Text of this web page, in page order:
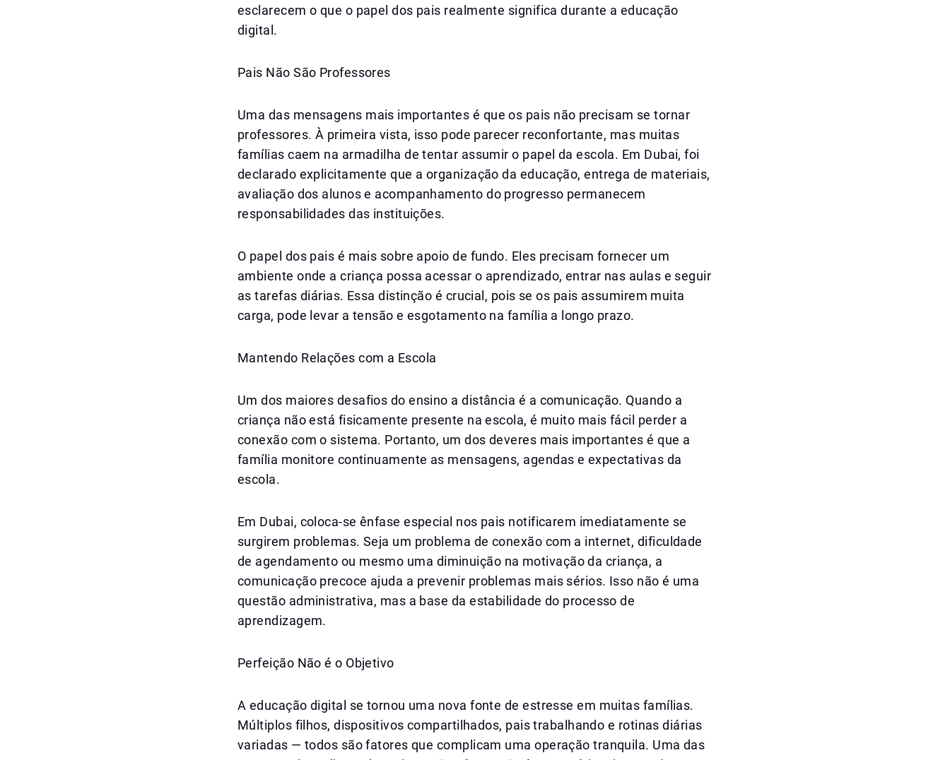
esclarecem o que o papel dos pais realmente significa durante a educação
digital.
Pais Não São Professores
Uma das mensagens mais importantes é que os pais não precisam se tornar
professores. À primeira vista, isso pode parecer reconfortante, mas muitas
famílias caem na armadilha de tentar assumir o papel da escola. Em Dubai, foi
declarado explicitamente que a organização da educação, entrega de materiais,
avaliação dos alunos e acompanhamento do progresso permanecem
responsabilidades das instituições.
O papel dos pais é mais sobre apoio de fundo. Eles precisam fornecer um
ambiente onde a criança possa acessar o aprendizado, entrar nas aulas e seguir
as tarefas diárias. Essa distinção é crucial, pois se os pais assumirem muita
carga, pode levar a tensão e esgotamento na família a longo prazo.
Mantendo Relações com a Escola
Um dos maiores desafios do ensino a distância é a comunicação. Quando a
criança não está fisicamente presente na escola, é muito mais fácil perder a
conexão com o sistema. Portanto, um dos deveres mais importantes é que a
família monitore continuamente as mensagens, agendas e expectativas da
escola.
Em Dubai, coloca-se ênfase especial nos pais notificarem imediatamente se
surgirem problemas. Seja um problema de conexão com a internet, dificuldade
de agendamento ou mesmo uma diminuição na motivação da criança, a
comunicação precoce ajuda a prevenir problemas mais sérios. Isso não é uma
questão administrativa, mas a base da estabilidade do processo de
aprendizagem.
Perfeição Não é o Objetivo
A educação digital se tornou uma nova fonte de estresse em muitas famílias.
Múltiplos filhos, dispositivos compartilhados, pais trabalhando e rotinas diárias
variadas — todos são fatores que complicam uma operação tranquila. Uma das